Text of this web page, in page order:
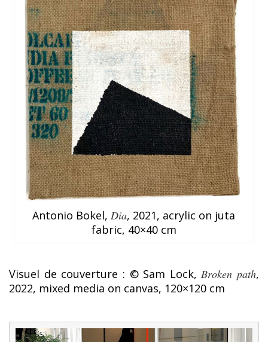
Antonio Bokel, Dia, 2021, acrylic on juta
fabric, 40×40 cm
Visuel de couverture : © Sam Lock, Broken path,
2022, mixed media on canvas, 120×120 cm